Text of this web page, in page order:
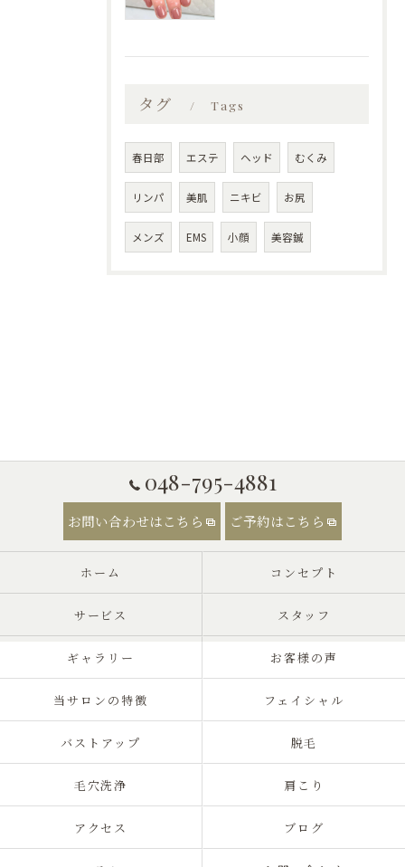
タグ Tags
春日部 エステ ヘッド むくみ
リンパ 美肌 ニキビ お尻
メンズ EMS 小顔 美容鍼
048-795-4881
お問い合わせはこちら ご予約はこちら
ホーム コンセプト
サービス スタッフ
ギャラリー お客様の声
当サロンの特徴 フェイシャル
バストアップ 脱毛
毛穴洗浄 肩こり
アクセス ブログ